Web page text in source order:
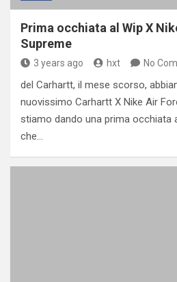
Prima occhiata al Wip X
Supreme
3 years ago hxt No
del Carhartt, il mese scorso,
nuovissimo Carhartt X Nike Air
stiamo dando una prima occhiata
che…